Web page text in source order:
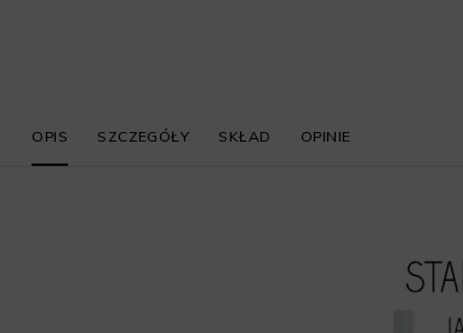
OPIS SZCZEGÓŁY SKŁAD OPINIE